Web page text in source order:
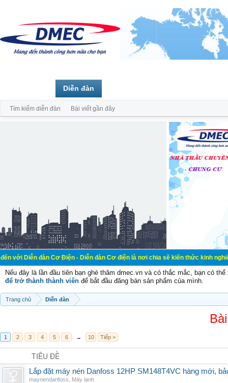
đàn Cơ Điện - Diễn đàn Cơ điện là nơi chia sẽ kiến thức kinh nghiệm
Nếu đây là lần đầu tiên bạn ghé thăm dmec.vn và có thắc mắc, bạn có
để trở thành thành viên để bắt đầu đăng bán sản phẩm của mình.
Trang chủ Diễn đàn
1 2 3 4 5 6 → 10 Tiếp >
TIÊU ĐỀ
Lắp đặt máy nén Danfoss 12HP SM148T4VC hàng mới,
maynendanfoss
Máy lạnh
Diễn đàn
Tìm kiếm diễn đàn Bài viết gần đây